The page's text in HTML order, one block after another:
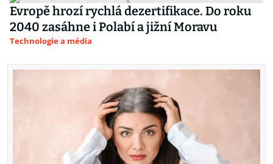
Evropě hrozí rychlá dezertifikace. Do roku
2040 zasáhne i Polabí a jižní Moravu
Technologie a média